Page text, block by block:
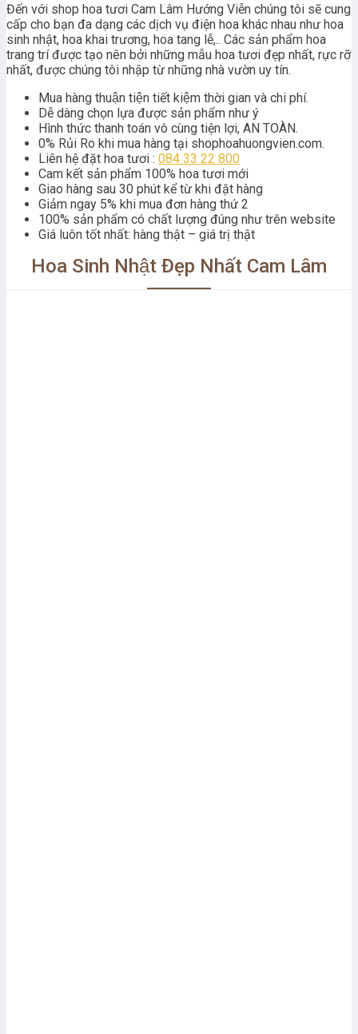
Đến với shop hoa tươi Cam Lâm Hướng Viễn chúng tôi sẽ cung
cấp cho bạn đa dạng các dịch vụ điện hoa khác nhau như hoa
sinh nhật, hoa khai trương, hoa tang lễ,.. Các sản phẩm hoa
trang trí được tạo nên bởi những mẫu hoa tươi đẹp nhất, rực rỡ
nhất, được chúng tôi nhập từ những nhà vườn uy tín.
Mua hàng thuận tiện tiết kiệm thời gian và chi phí.
Dễ dàng chọn lựa được sản phẩm như ý
Hình thức thanh toán vô cùng tiện lợi, AN TOÀN.
0% Rủi Ro khi mua hàng tại shophoahuongvien.com.
Liên hệ đặt hoa tươi : 084 33 22 800
Cam kết sản phẩm 100% hoa tươi mới
Giao hàng sau 30 phút kể từ khi đặt hàng
Giảm ngay 5% khi mua đơn hàng thứ 2
100% sản phẩm có chất lượng đúng như trên website
Giá luôn tốt nhất: hàng thật – giá trị thật
Hoa Sinh Nhật Đẹp Nhất Cam Lâm